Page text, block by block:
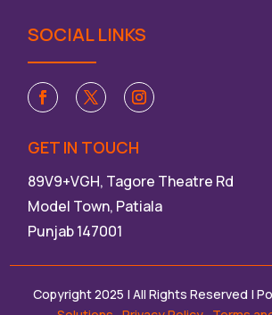
SOCIAL LINKS
GET IN TOUCH
89V9+VGH, Tagore Theatre Rd
Model Town, Patiala
Punjab 147001
Copyright 2025 | All Rights Reserved |